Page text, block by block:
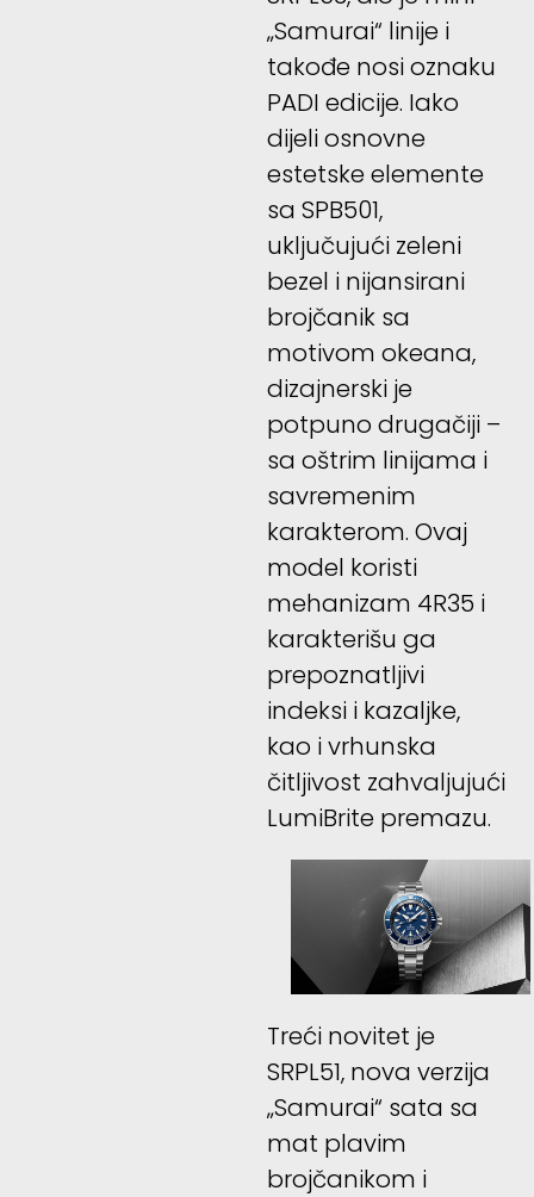
„Samurai“ linije i
takođe nosi oznaku
PADI edicije. Iako
dijeli osnovne
estetske elemente
sa SPB501,
uključujući zeleni
bezel i nijansirani
brojčanik sa
motivom okeana,
dizajnerski je
potpuno drugačiji –
sa oštrim linijama i
savremenim
karakterom. Ovaj
model koristi
mehanizam 4R35 i
karakterišu ga
prepoznatljivi
indeksi i kazaljke,
kao i vrhunska
čitljivost zahvaljujući
LumiBrite premazu.
Treći novitet je
SRPL51, nova verzija
„Samurai“ sata sa
mat plavim
brojčanikom i